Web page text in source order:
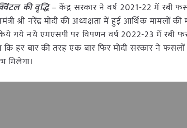
की वृद्धि– केंद्र सरकार ने वर्ष 2021-22 में रबी
श्री नरेंद्र मोदी की अध्यक्षता में हुई आर्थिक मामलों की
गये नये एमएसपी पर विपणन वर्ष 2022-23 में रबी
कि हर बार की तरह एक बार फिर मोदी सरकार ने
मिलेगा।